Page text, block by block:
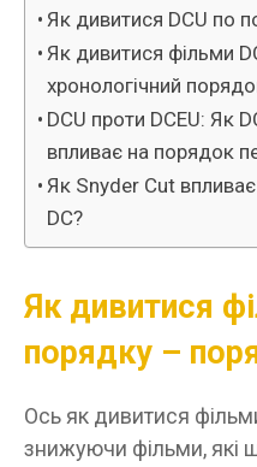
Як дивитися DCU по
Як дивитися фільми
хронологічний
DCU проти DCEU: Як
впливає на порядок
Як Snyder Cut
DC?
Як дивитися
порядку –
Ось як дивитися
знижуючи фільми, які